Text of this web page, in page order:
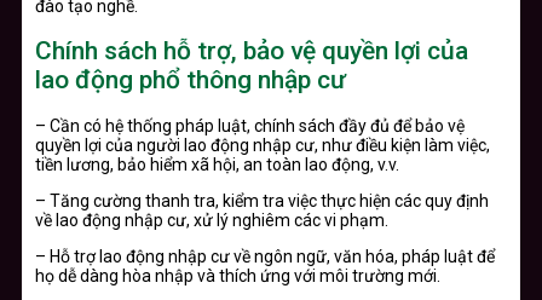
đào tạo nghề.
Chính sách hỗ trợ, bảo vệ quyền lợi của
lao động phổ thông nhập cư
– Cần có hệ thống pháp luật, chính sách đầy đủ để bảo vệ
quyền lợi của người lao động nhập cư, như điều kiện làm việc,
tiền lương, bảo hiểm xã hội, an toàn lao động, v.v.
– Tăng cường thanh tra, kiểm tra việc thực hiện các quy định
về lao động nhập cư, xử lý nghiêm các vi phạm.
– Hỗ trợ lao động nhập cư về ngôn ngữ, văn hóa, pháp luật để
họ dễ dàng hòa nhập và thích ứng với môi trường mới.